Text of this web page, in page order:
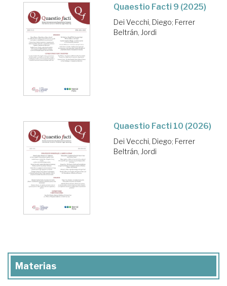
Quaestio Facti 9 (2025)
Dei Vecchi, Diego; Ferrer
Beltrán, Jordi
Quaestio Facti 10 (2026)
Dei Vecchi, Diego; Ferrer
Beltrán, Jordi
Materias